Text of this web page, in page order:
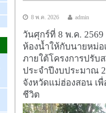
8 พ.ค. 2026 admin
วันศุกร์ที่ 8 พ.ค.
ห้องน้ำให้กับนายหม่
ภายใต้โครงการปรับ
ประจำปีงบประมาณ
จังหวัดแม่ฮ่องสอน เ
ชีวิต